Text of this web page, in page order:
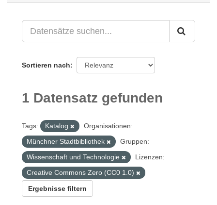
Sortieren nach
1 Datensatz gefunden
Tags: Katalog
Organisationen:
Münchner Stadtbibliothek
Gruppen:
Wissenschaft und Technologie
Lizenzen:
Creative Commons Zero (CC0 1.0)
Ergebnisse filtern